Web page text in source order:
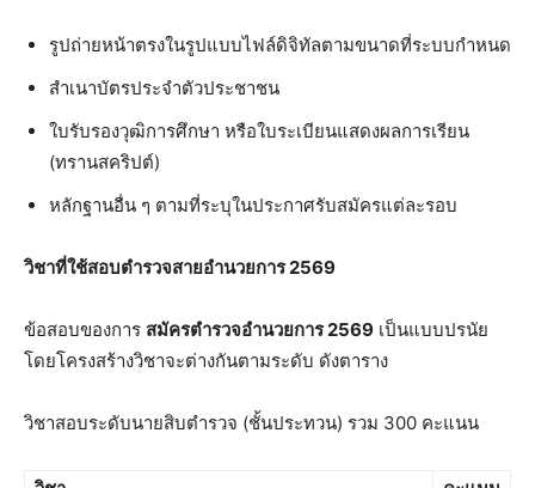
รูปถ่ายหน้าตรงในรูปแบบไฟล์ดิจิทัลตามขนาดที่ระบบกำหนด
สำเนาบัตรประจำตัวประชาชน
ใบรับรองวุฒิการศึกษา หรือใบระเบียนแสดงผลการเรียน
(ทรานสคริปต์)
หลักฐานอื่น ๆ ตามที่ระบุในประกาศรับสมัครแต่ละรอบ
วิชาที่ใช้สอบตำรวจสายอำนวยการ 2569
ข้อสอบของการ สมัครตำรวจอำนวยการ 2569 เป็นแบบปรนัย
โดยโครงสร้างวิชาจะต่างกันตามระดับ ดังตาราง
วิชาสอบระดับนายสิบตำรวจ (ชั้นประทวน) รวม 300 คะแนน